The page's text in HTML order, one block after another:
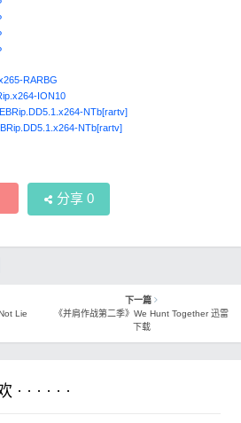
RARBG
ION10
NTb[rartv]
NTb[rartv]
分享 0
Lie
下一篇
《并肩作战第二季》We Hunt Together 迅雷
下载
· · · · ·